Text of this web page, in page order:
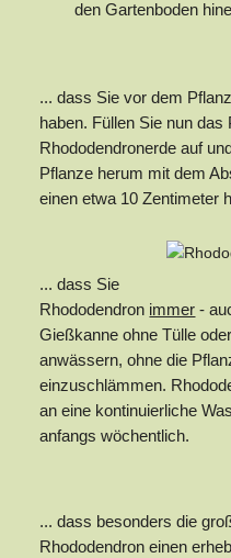
den Gartenboden
... dass Sie vor dem
haben. Füllen Sie nun
Rhododendronerde auf
Pflanze herum mit dem
einen etwa 10 Zentimeter
... dass Sie
Rhododendron immer -
Gießkanne ohne Tülle
anwässern, ohne die
einzuschlämmen.
an eine kontinuierliche
anfangs wöchentlich.
... dass besonders die
Rhododendron einen